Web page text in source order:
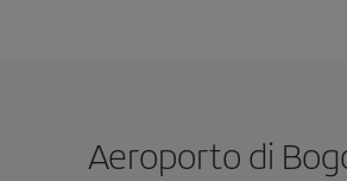
Aeroporto di